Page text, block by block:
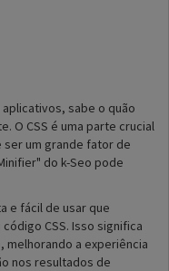
sabe o quão
O CSS é uma parte crucial
um grande fator de
do k-Seo pode
e fácil de usar que
CSS. Isso significa
melhorando a experiência
nos resultados de